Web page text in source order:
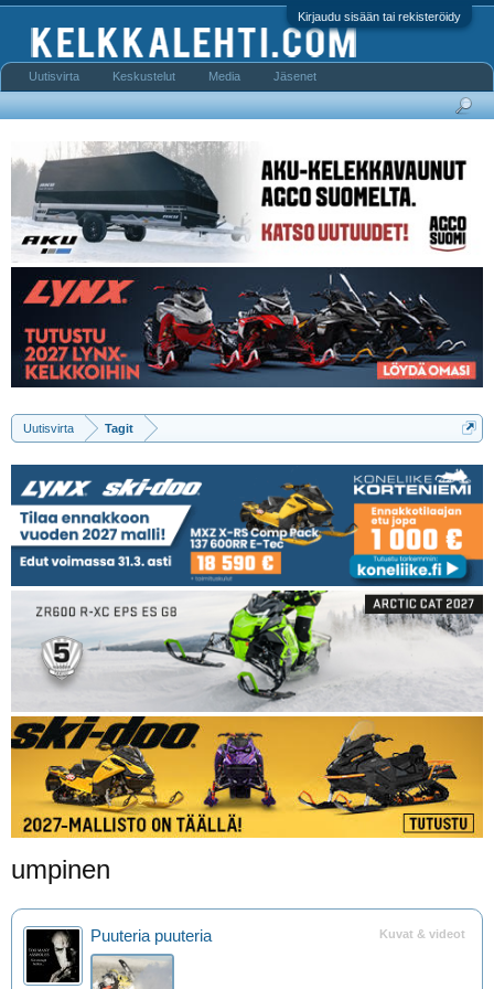
Kirjaudu sisään tai rekisteröidy
Uutisvirta Tagit
umpinen
Kuvat & videot
Puuteria puuteria
Uutisvirta Keskustelut Media Jäsenet